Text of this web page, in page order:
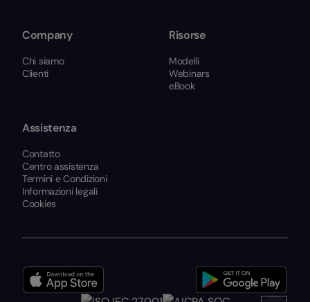
Company
Chi siamo
Clienti
Risorse
Modelli
Webinars
eBook
Assistenza
Contatto
Centro assistenza
Termini e Condizioni
Informazioni legali
Cookies